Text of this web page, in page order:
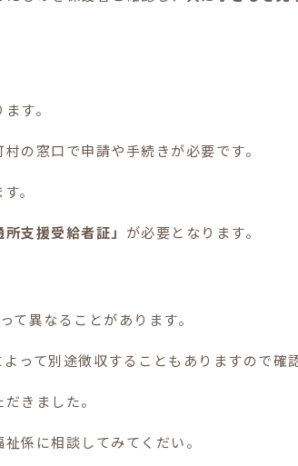
す。
の窓口で申請や手続きが必要です。
。
所支援受給者証」 が必要となります。
異なることがあります。
って別途徴収することもありますので確
きました。
係に相談してみてくだい。